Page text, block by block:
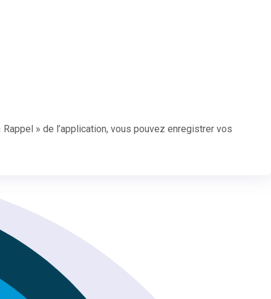
» de l’application, vous pouvez enregistrer vos